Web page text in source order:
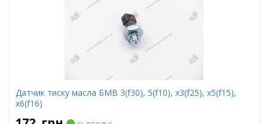
Датчик тиску масла БМВ 3(f30), ​​5(f10), x3(f25), x5(f15),
x6(f16)